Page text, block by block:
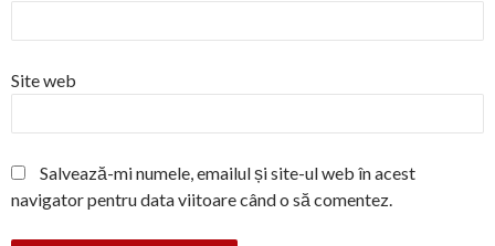
Site web
Salvează-mi numele, emailul și site-ul web în acest
navigator pentru data viitoare când o să comentez.